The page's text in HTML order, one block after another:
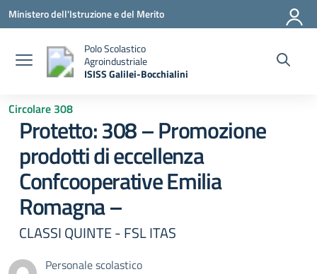
Vai ai contenuti
Vai al menu di navigazione
Vai al footer
Ministero dell'Istruzione e del Merito
Polo Scolastico
Agroindustriale
ISISS Galilei-Bocchialini
Circolare 308
Protetto: 308 – Promozione
prodotti di eccellenza
Confcooperative Emilia
Romagna –
CLASSI QUINTE - FSL ITAS
Personale scolastico